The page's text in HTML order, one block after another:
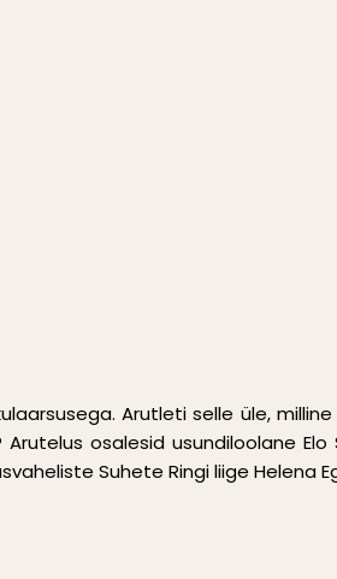
Arutleti selle üle,
osalesid usundiloolane Elo
Suhete Ringi liige Helena